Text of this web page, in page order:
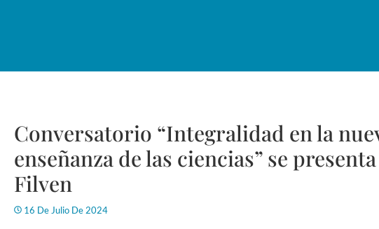
Conversatorio “Integralidad en la
enseñanza de las ciencias” se
Filven
16 De Julio De 2024